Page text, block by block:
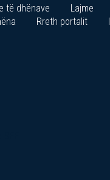
të dhënave Lajme
Rreth portalit